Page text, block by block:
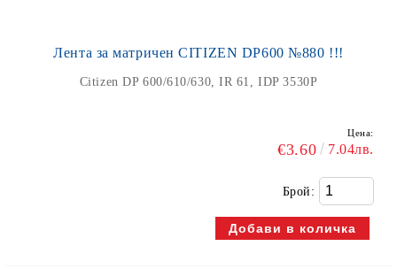
Лента за матричен CITIZEN DP600 №880 !!!
Citizen DP 600/610/630, IR 61, IDP 3530P
Цена:
€3.60 7.04лв.
Брой: